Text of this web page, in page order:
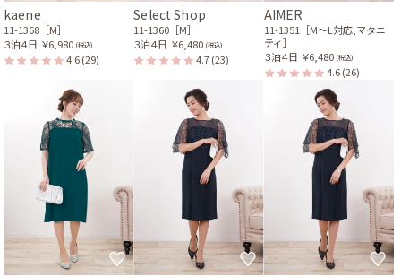
kaene
11-1368［M］
３泊４日 ￥6,980 (税込)
4.6(29)
Select Shop
11-1360［M］
３泊４日 ￥6,480 (税込)
4.7(23)
AIMER
11-1351［M〜L対応,マタニ
ティ］
３泊４日 ￥6,480 (税込)
4.6(26)